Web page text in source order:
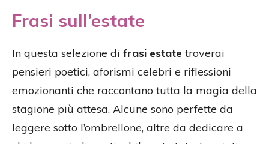
Frasi sull’estate
In questa selezione di frasi estate troverai
pensieri poetici, aforismi celebri e riflessioni
emozionanti che raccontano tutta la magia della
stagione più attesa. Alcune sono perfette da
leggere sotto l’ombrellone, altre da dedicare a